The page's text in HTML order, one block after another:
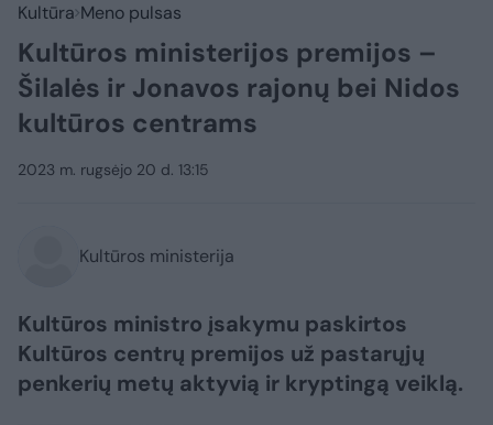
Kultūra Meno pulsas
Kultūros ministerijos premijos –
Šilalės ir Jonavos rajonų bei Nidos
kultūros centrams
2023 m. rugsėjo 20 d. 13:15
Kultūros ministerija
Kultūros ministro įsakymu paskirtos
Kultūros centrų premijos už pastarųjų
penkerių metų aktyvią ir kryptingą veiklą.